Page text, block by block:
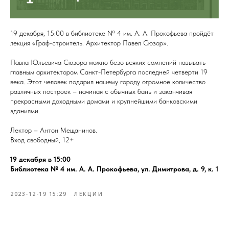
19 декабря, 15:00 в библиотеке № 4 им. А. А. Прокофьева пройдёт
лекция «Граф-строитель. Архитектор Павел Сюзор».
Павла Юльевича Сюзора можно безо всяких сомнений называть
главным архитектором Санкт-Петербурга последней четверти 19
века. Этот человек подарил нашему городу огромное количество
различных построек – начиная с обычных бань и заканчивая
прекрасными доходными домами и крупнейшими банковскими
зданиями.
Лектор – Антон Мещанинов.
Вход свободный, 12+
19 декабря в 15:00
Библиотека № 4 им. А. А. Прокофьева, ул. Димитрова, д. 9, к. 1
2023-12-19 15:29 ЛЕКЦИИ